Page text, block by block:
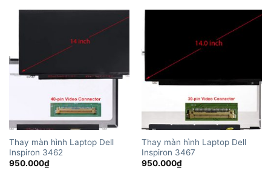
Thay màn hình Laptop Dell
Inspiron 3462
950.000₫
Thay màn hình Laptop Dell
Inspiron 3467
950.000₫